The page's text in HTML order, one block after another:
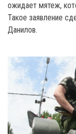
ожидает мятеж,
Такое заявление
Данилов.